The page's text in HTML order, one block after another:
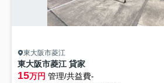
東大阪市菱江
東大阪市菱江 貸家
15万円 管理/共益費-